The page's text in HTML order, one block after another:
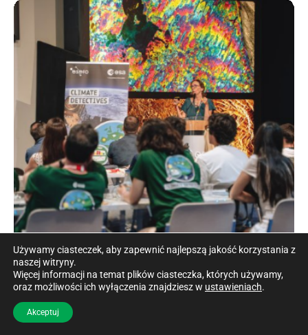
Używamy ciasteczek, aby zapewnić najlepszą jakość korzystania z
naszej witryny.
Więcej informacji na temat plików ciasteczka, których używamy,
oraz możliwości ich wyłączenia znajdziesz w ustawieniach.
Akceptuj